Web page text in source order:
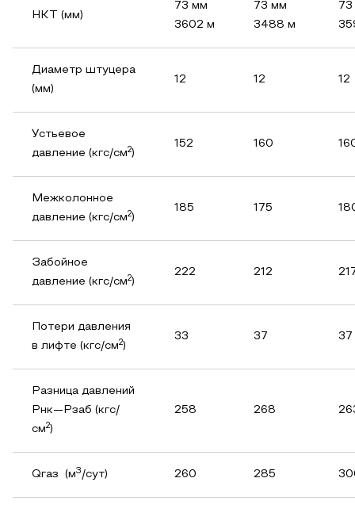
НКТ (мм)
73 мм
3602 м
73 мм
3488 м
Диаметр штуцера
(мм)
12 12 12
Устьевое
давление (кгс/см2)
152 160
Межколонное
давление (кгс/см2)
185 175
Забойное
давление (кгс/см2)
222 212
Потери давления
в лифте (кгс/см2)
33 37 37
Разница давлений
Pнк—Pзаб (кгс/
см2)
258 268
Qгаз (м3 /сут) 260 285